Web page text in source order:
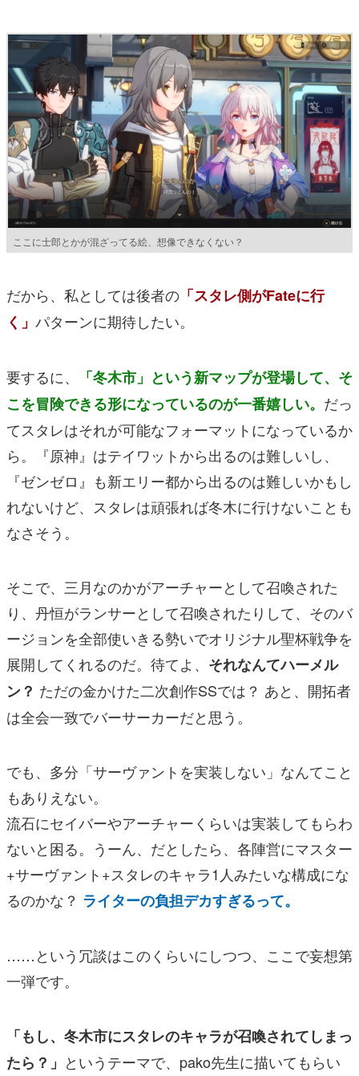
ここに士郎とかが混ざってる絵、想像できなくない？
だから、私としては後者の 「スタレ側がFateに行
く」 パターンに期待したい。
要するに、
「冬木市」という新マップが登場して、そ
こを冒険できる形になっているのが一番嬉しい。 だっ
てスタレはそれが可能なフォーマットになっているか
ら。『原神』はテイワットから出るのは難しいし、
『ゼンゼロ』 も新エリー都から出るのは難しいかもし
れないけど、スタレは頑張れば冬木に行けないことも
なさそう。
そこで、三月なのかがアーチャーとして召喚された
り、丹恒がランサーとして召喚されたりして、そのバ
ージョンを全部使いきる勢いでオリジナル聖杯戦争を
展開してくれるのだ。待てよ、 それなんてハーメル
ン？ ただの金かけた二次創作SSでは？ あと、開拓者
は全会一致でバーサーカーだと思う。
でも、多分「サーヴァントを実装しない」なんてこと
もありえない。
流石にセイバーやアーチャーくらいは実装してもらわ
ないと困る。うーん、だとしたら、各陣営にマスター
+サーヴァント+スタレのキャラ1人みたいな構成にな
るのかな？ ライターの負担デカすぎるって。
……という冗談はこのくらいにしつつ、ここで妄想第
一弾です。
「もし、冬木市にスタレのキャラが召喚されてしまっ
たら？」 というテーマで、pako先生に描いてもらい